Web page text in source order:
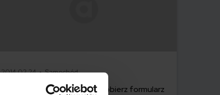
2014.02.24 •Samochód
Umowa darowizny pojazdu. Pobierz formularz